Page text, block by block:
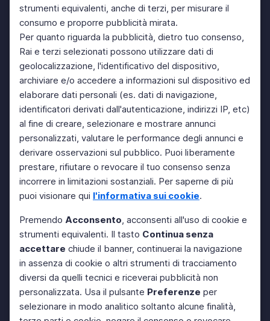
strumenti equivalenti, anche di terzi, per misurare il
consumo e proporre pubblicità mirata.
Per quanto riguarda la pubblicità, dietro tuo consenso,
Rai e terzi selezionati possono utilizzare dati di
geolocalizzazione, l'identificativo del dispositivo,
archiviare e/o accedere a informazioni sul dispositivo ed
elaborare dati personali (es. dati di navigazione,
identificatori derivati dall'autenticazione, indirizzi IP, etc)
al fine di creare, selezionare e mostrare annunci
personalizzati, valutare le performance degli annunci e
derivare osservazioni sul pubblico. Puoi liberamente
prestare, rifiutare o revocare il tuo consenso senza
incorrere in limitazioni sostanziali. Per saperne di più
puoi visionare qui l'informativa sui cookie.
Premendo Acconsento, acconsenti all'uso di cookie e
strumenti equivalenti. Il tasto Continua senza
accettare chiude il banner, continuerai la navigazione
in assenza di cookie o altri strumenti di tracciamento
diversi da quelli tecnici e riceverai pubblicità non
personalizzata. Usa il pulsante Preferenze per
selezionare in modo analitico soltanto alcune finalità,